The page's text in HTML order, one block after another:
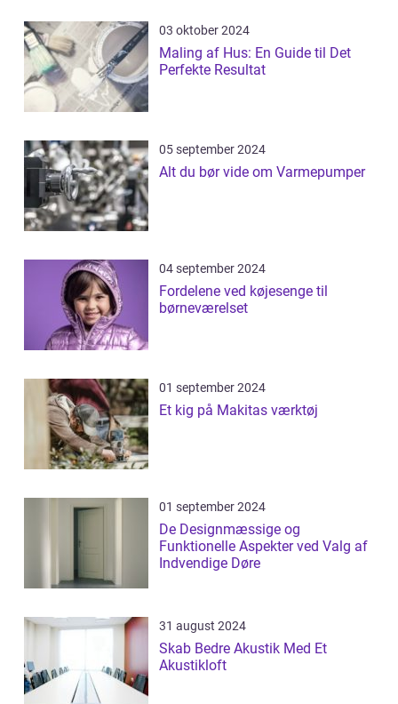
03 oktober 2024
Maling af Hus: En Guide til Det
Perfekte Resultat
05 september 2024
Alt du bør vide om Varmepumper
04 september 2024
Fordelene ved køjesenge til
børneværelset
01 september 2024
Et kig på Makitas værktøj
01 september 2024
De Designmæssige og
Funktionelle Aspekter ved Valg af
Indvendige Døre
31 august 2024
Skab Bedre Akustik Med Et
Akustikloft